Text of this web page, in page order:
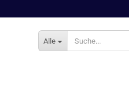
Alle